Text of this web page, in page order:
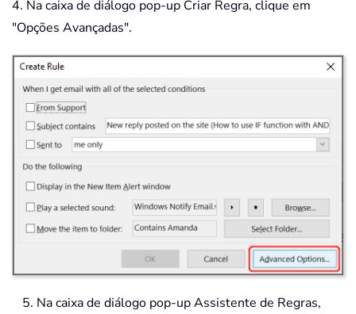
4. Na caixa de diálogo pop-up Criar Regra, clique em
"Opções Avançadas".
5. Na caixa de diálogo pop-up Assistente de Regras,